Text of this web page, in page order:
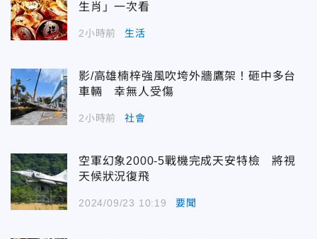
生肖」一次看
2小時前 生活
影/高雄楠梓強風吹垮外牆鷹架！砸中多台
車輛 幸無人受傷
2小時前 社會
空軍幻象2000-5戰機完成天安特檢 將視
天候狀況復飛
2024/09/23 10:19 要聞